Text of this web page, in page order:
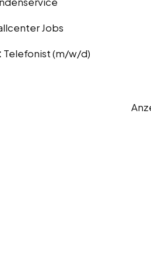
Jobs
Telefonist (m/w/d)